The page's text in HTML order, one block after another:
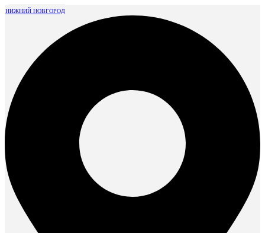
НИЖНИЙ НОВГОРОД